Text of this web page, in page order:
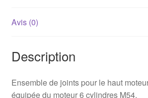
Avis (0)
Description
Ensemble de joints pour le haut
équipée du moteur 6 cylindres M54.